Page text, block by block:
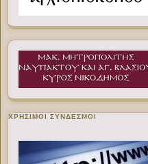
ΧΡΉΣΙΜΟΙ ΣΎΝΔΕΣΜΟΙ